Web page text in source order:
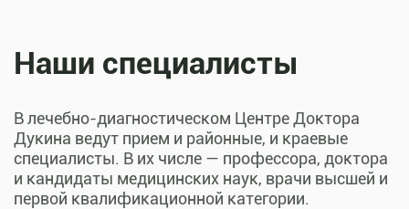
Наши специалисты
В лечебно-диагностическом Центре Доктора
Дукина ведут прием и районные, и краевые
специалисты. В их числе — профессора, доктора
и кандидаты медицинских наук, врачи высшей и
первой квалификационной категории.